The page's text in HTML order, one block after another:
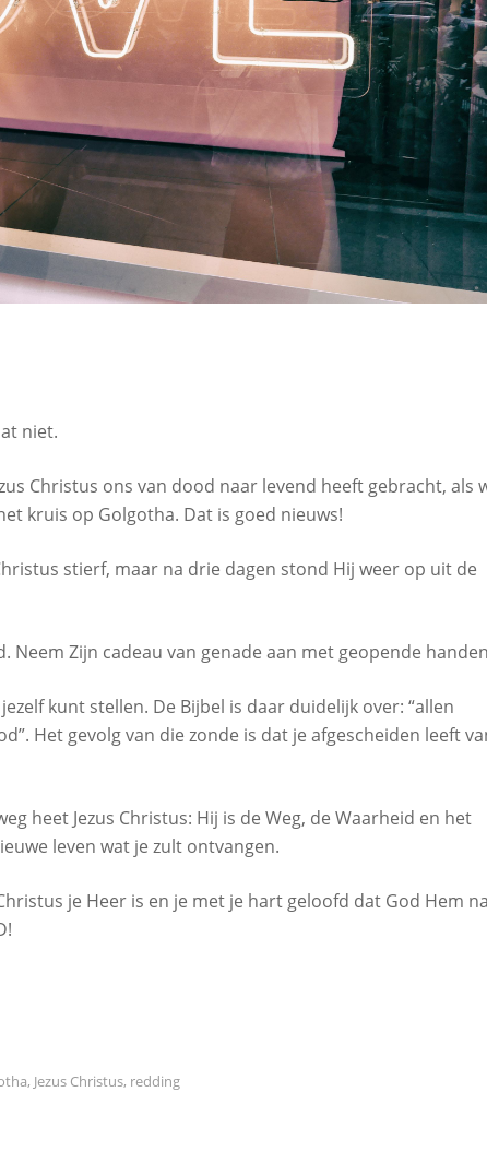
niet.
Christus ons van dood naar levend heeft gebracht, als
kruis op Golgotha. Dat is goed nieuws!
stierf, maar na drie dagen stond Hij weer op uit de
Neem Zijn cadeau van genade aan met geopende
kunt stellen. De Bijbel is daar duidelijk over: “allen
Het gevolg van die zonde is dat je afgescheiden leeft
heet Jezus Christus: Hij is de Weg, de Waarheid en het
leven wat je zult ontvangen.
je Heer is en je met je hart geloofd dat God Hem
, Jezus Christus, redding